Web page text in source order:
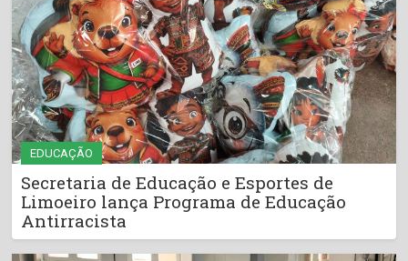
EDUCAÇÃO
Secretaria de Educação e Esportes de
Limoeiro lança Programa de Educação
Antirracista